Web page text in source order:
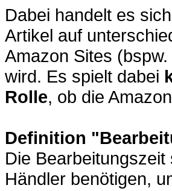
Dabei handelt es
Artikel auf
Amazon Sites
wird. Es spielt dabei
Rolle, ob die
Definition
Die
Händler benötigen,